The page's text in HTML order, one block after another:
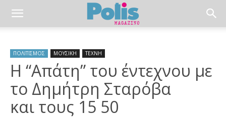
ΠΟΛΙΤΙΣΜΟΣ ΜΟΥΣΙΚΗ ΤΕΧΝΗ
Η “Απάτη” του έντεχνου με
το Δημήτρη Σταρόβα
και τους 15 50